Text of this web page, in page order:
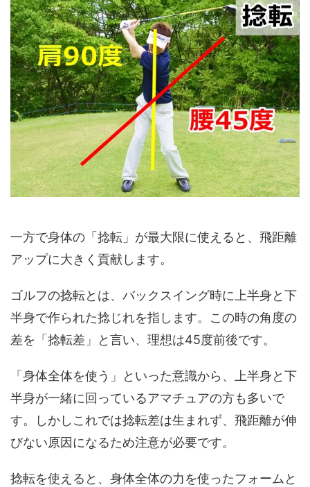
一方で身体の「捻転」が最大限に使えると、飛距離
アップに大きく貢献します。
ゴルフの捻転とは、バックスイング時に上半身と下
半身で作られた捻じれを指します。この時の角度の
差を「捻転差」と言い、理想は45度前後です。
「身体全体を使う」といった意識から、上半身と下
半身が一緒に回っているアマチュアの方も多いで
す。しかしこれでは捻転差は生まれず、飛距離が伸
びない原因になるため注意が必要です。
捻転を使えると、身体全体の力を使ったフォームと